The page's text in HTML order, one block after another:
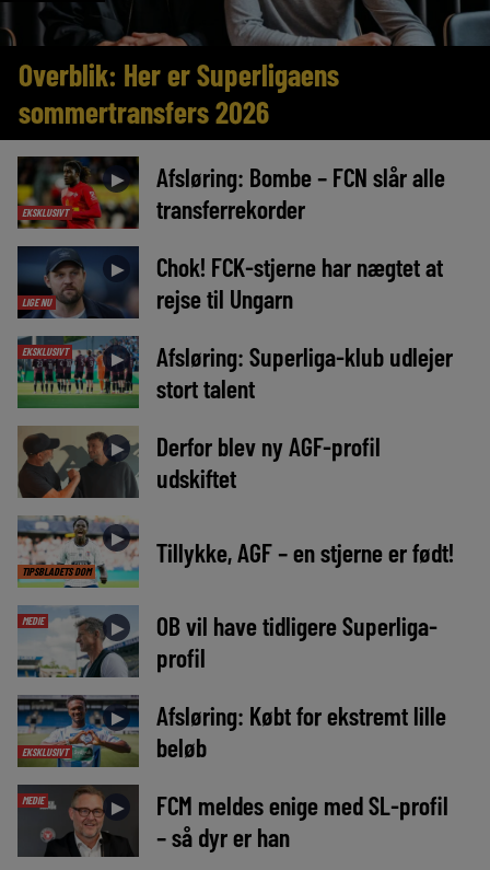
Overblik: Her er Superligaens
sommertransfers 2026
EKSKLUSIVT
►
Afsløring: Bombe – FCN slår alle
transferrekorder
LIGE NU
►
Chok! FCK-stjerne har nægtet at
rejse til Ungarn
EKSKLUSIVT ►
Afsløring: Superliga-klub udlejer
stort talent
►
Derfor blev ny AGF-profil
udskiftet
TIPSBLADETS DOM
► Tillykke, AGF – en stjerne er født!
MEDIE ►
OB vil have tidligere Superliga-
profil
EKSKLUSIVT
►
Afsløring: Købt for ekstremt lille
beløb
MEDIE ►
FCM meldes enige med SL-profil
– så dyr er han